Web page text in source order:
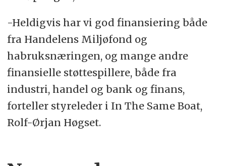
-Heldigvis har vi god finansiering både
fra Handelens Miljøfond og
habruksnæringen, og mange andre
finansielle støttespillere, både fra
industri, handel og bank og finans,
forteller styreleder i In The Same Boat,
Rolf-Ørjan Høgset.